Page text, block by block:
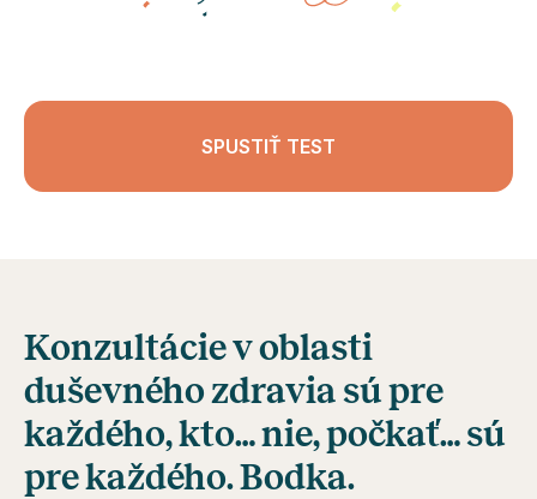
SPUSTIŤ TEST
Konzultácie v oblasti
duševného zdravia sú pre
každého, kto… nie, počkať… sú
pre každého. Bodka.